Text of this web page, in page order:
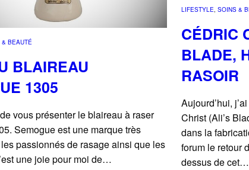
BEAUTÉ
BLAIREAU
1305
vous présenter le blaireau à raser
Semogue est une marque très
passionnés de rasage ainsi que les
une joie pour moi de…
LIFESTYLE, SOINS &
CÉDRIC
BLADE,
RASOIR
Aujourd’hui,
Christ (Ali’s
dans la
forum le retour
dessus de cet…